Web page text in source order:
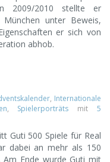
2009/2010 stellte er
München unter Beweis,
er sich von
abhob.
, Internationale
, Spielerporträts mit5
Guti 500 Spiele für Real
dabei an mehr als 150
Am Ende wurde Guti mit